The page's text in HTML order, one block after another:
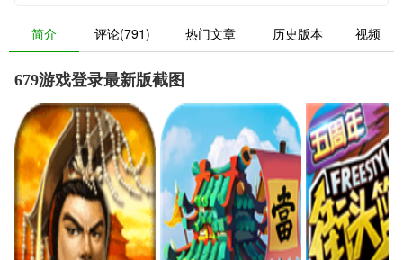
简介 评论(791) 热门文章 历史版本 视频
679游戏登录最新版截图